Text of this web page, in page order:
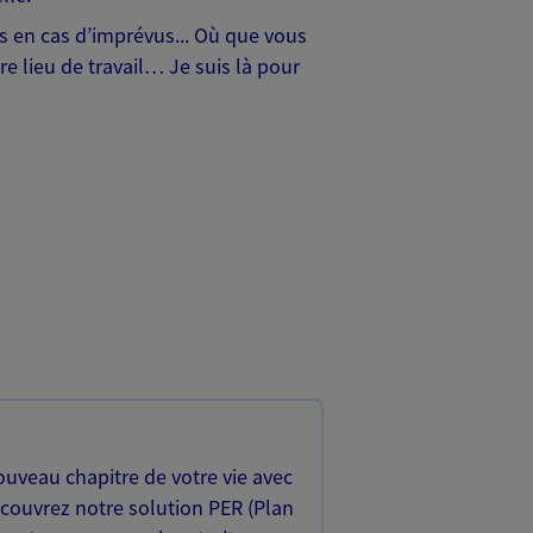
cas d’imprévus... Où que vous
lieu de travail… Je suis là pour
chapitre de votre vie avec
notre solution PER (Plan